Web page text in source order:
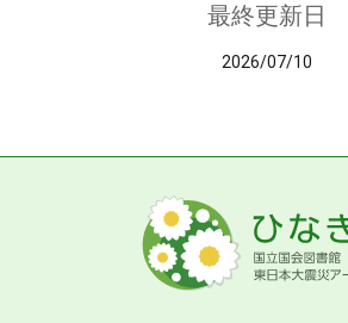
最終更新日
2026/07/10